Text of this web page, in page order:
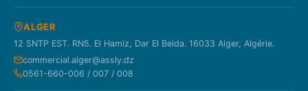
ALGER
12 SNTP EST. RN5. El Hamiz, Dar El Beida. 16033 Alger, Algérie.
commercial.alger@assly.dz
0561-660-006 / 007 / 008